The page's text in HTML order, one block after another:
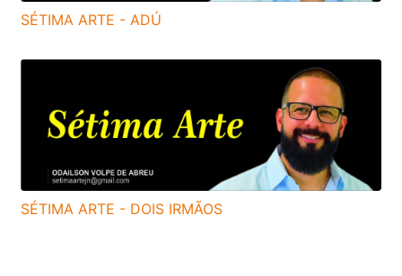
SÉTIMA ARTE - ADÚ
SÉTIMA ARTE - DOIS IRMÃOS